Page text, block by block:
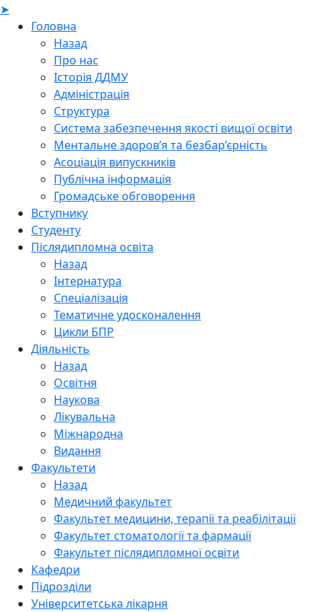
➤
Головна
Назад
Про нас
Історія ДДМУ
Адміністрація
Структура
Система забезпечення якості вищої освіти
Ментальне здоров’я та безбар’єрність
Асоціація випускників
Публічна інформація
Громадське обговорення
Вступнику
Студенту
Післядипломна освіта
Назад
Інтернатура
Спеціалізація
Тематичне удосконалення
Цикли БПР
Діяльність
Назад
Освітня
Наукова
Лікувальна
Міжнародна
Видання
Факультети
Назад
Медичний факультет
Факультет медицини, терапії та реабілітації
Факультет стоматології та фармації
Факультет післядипломної освіти
Кафедри
Підрозділи
Університетська лікарня